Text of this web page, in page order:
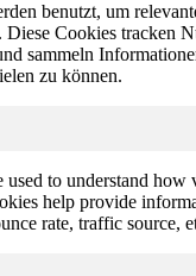
benutzt, um
Diese Cookies tracken
sammeln
zu können.
to understand how
help provide
rate, traffic source,